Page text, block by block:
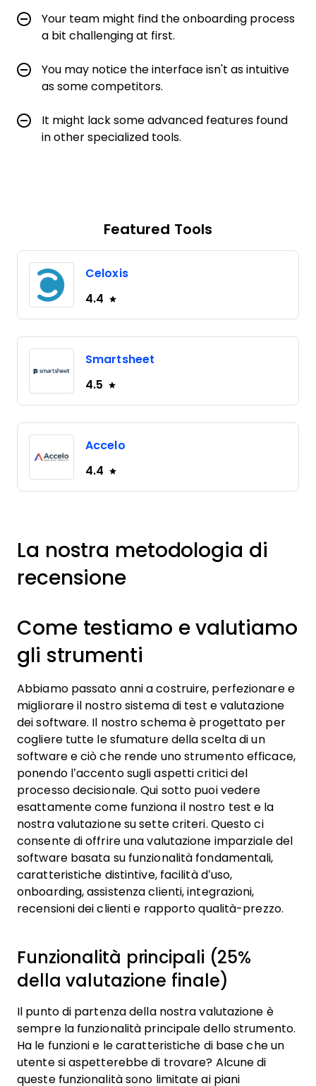
Your team might find the onboarding process
a bit challenging at first.
You may notice the interface isn't as intuitive
as some competitors.
It might lack some advanced features found
in other specialized tools.
Featured Tools
Celoxis
4.4
Smartsheet
4.5
Accelo
4.4
La nostra metodologia di
recensione
Come testiamo e valutiamo
gli strumenti
Abbiamo passato anni a costruire, perfezionare e
migliorare il nostro sistema di test e valutazione
dei software. Il nostro schema è progettato per
cogliere tutte le sfumature della scelta di un
software e ciò che rende uno strumento efficace,
ponendo l’accento sugli aspetti critici del
processo decisionale. Qui sotto puoi vedere
esattamente come funziona il nostro test e la
nostra valutazione su sette criteri. Questo ci
consente di offrire una valutazione imparziale del
software basata su funzionalità fondamentali,
caratteristiche distintive, facilità d’uso,
onboarding, assistenza clienti, integrazioni,
recensioni dei clienti e rapporto qualità-prezzo.
Funzionalità principali (25%
della valutazione finale)
Il punto di partenza della nostra valutazione è
sempre la funzionalità principale dello strumento.
Ha le funzioni e le caratteristiche di base che un
utente si aspetterebbe di trovare? Alcune di
queste funzionalità sono limitate ai piani